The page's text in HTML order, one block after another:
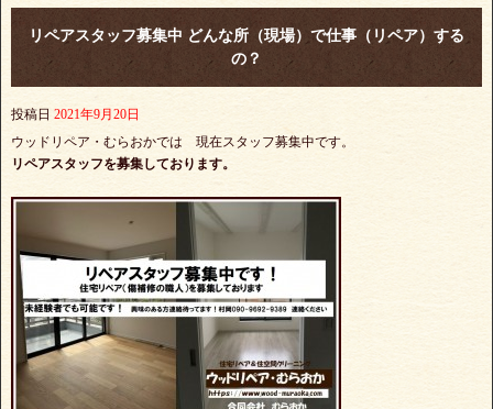
リペアスタッフ募集中 どんな所（現場）で仕事（リペア）する
の？
投稿日 2021年9月20日
ウッドリペア・むらおかでは 現在スタッフ募集中です。
リペアスタッフを募集しております。